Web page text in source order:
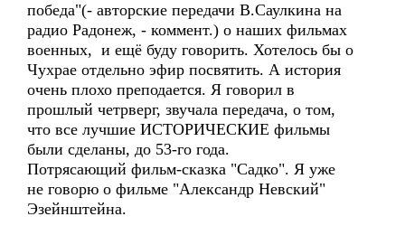
победа"(- авторские передачи В.Саулкина на
радио Радонеж, - коммент.) о наших фильмах
военных, и ещё буду говорить. Хотелось бы о
Чухрае отдельно эфир посвятить. А история
очень плохо преподается. Я говорил в
прошлый четрверг, звучала передача, о том,
что все лучшие ИСТОРИЧЕСКИЕ фильмы
были сделаны, до 53-го года.
Потрясающий фильм-сказка "Садко". Я уже
не говорю о фильме "Александр Невский"
Эзейнштейна.